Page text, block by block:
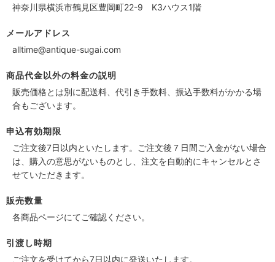
神奈川県横浜市鶴見区豊岡町22-9 K3ハウス1階
メールアドレス
alltime@antique-sugai.com
商品代金以外の料金の説明
販売価格とは別に配送料、代引き手数料、振込手数料がかかる場
合もございます。
申込有効期限
ご注文後7日以内といたします。ご注文後７日間ご入金がない場合
は、購入の意思がないものとし、注文を自動的にキャンセルとさ
せていただきます。
販売数量
各商品ページにてご確認ください。
引渡し時期
ご注文を受けてから7日以内に発送いたします。